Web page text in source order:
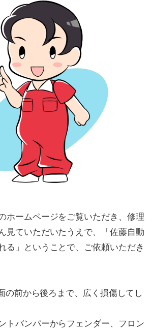
ホームページをご覧いただき、修理
見ていただいたうえで、「佐藤自動
る」ということで、ご依頼いただき
の前から後ろまで、広く損傷してし
トバンパーからフェンダー、フロン